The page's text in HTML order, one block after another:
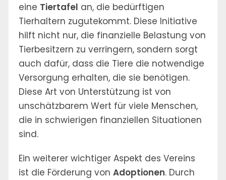
eine Tiertafel an, die bedürftigen
Tierhaltern zugutekommt. Diese Initiative
hilft nicht nur, die finanzielle Belastung von
Tierbesitzern zu verringern, sondern sorgt
auch dafür, dass die Tiere die notwendige
Versorgung erhalten, die sie benötigen.
Diese Art von Unterstützung ist von
unschätzbarem Wert für viele Menschen,
die in schwierigen finanziellen Situationen
sind.
Ein weiterer wichtiger Aspekt des Vereins
ist die Förderung von Adoptionen. Durch